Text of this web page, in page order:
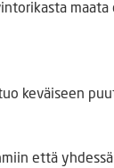
keväiseen
että